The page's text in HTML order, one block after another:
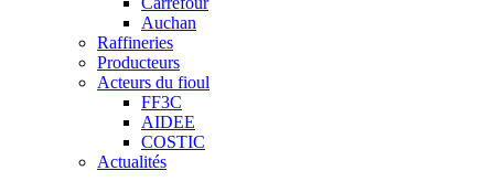
Auchan
Raffineries
Producteurs
Acteurs du fioul
FF3C
AIDEE
COSTIC
Actualités